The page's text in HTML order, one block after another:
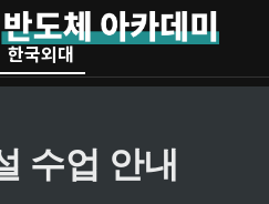
한국외대